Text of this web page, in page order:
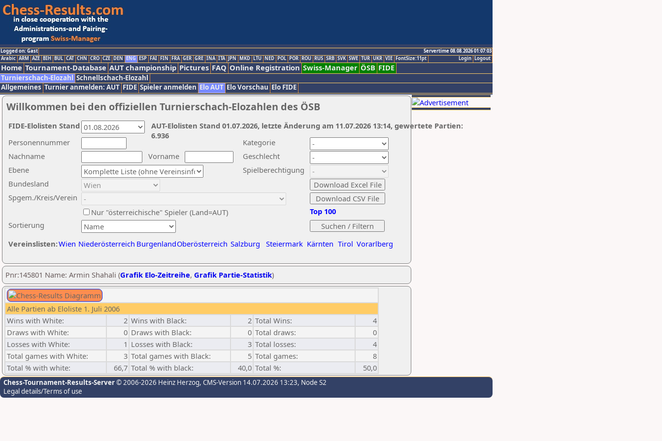
Logged on: Gast
Servertime 08.08.2026 01:07:03
Logout
Login
Arabic ARM AZE BIH BUL CAT CHN CRO CZE DEN ENG ESP FAI FIN FRA GER GRE INA ITA JPN MKD LTU NED POL POR ROU RUS SRB SVK SWE TUR UKR VIE FontSize:11pt
Home Tournament-Database AUT championship Pictures FAQ Online Registration Swiss-Manager ÖSB FIDE
Turnierschach-Elozahl Schnellschach-Elozahl
Allgemeines Turnier anmelden: AUT FIDE Spieler anmelden Elo AUT Elo Vorschau Elo FIDE
Willkommen bei den offiziellen Turnierschach-Elozahlen des ÖSB
Nachname
Vorname
Ebene
Kategorie
Sortierung
Personennummer
Bundesland
Spgem./Kreis/Verein
Geschlecht
Nur "österreichische" Spieler (Land=AUT)
Spielberechtigung
Vereinslisten:Wien Niederösterreich BurgenlandOberösterreich Salzburg Steiermark Kärnten Tirol Vorarlberg
Top 100
AUT-Elolisten Stand 01.07.2026, letzte Änderung am 11.07.2026 13:14, gewertete Partien:
6.936
FIDE-Elolisten Stand
Pnr:145801 Name: Armin Shahali (Grafik Elo-Zeitreihe, Grafik Partie-Statistik)
Alle Partien ab Eloliste 1. Juli 2006
Wins with White:
2 Wins with Black: 2 Total Wins:
4
Draws with White:
0 Draws with Black: 0 Total draws:
0
Losses with White:
1 Losses with Black: 3 Total losses:
4
Total games with White:
3 Total games with Black: 5 Total games:
8
Total % with white:
66,7 Total % with black: 40,0 Total %: 50,0
Chess-Tournament-Results-Server© 2006-2026 Heinz Herzog, CMS-Version 14.07.2026 13:23, Node S2
Legal details/Terms of use